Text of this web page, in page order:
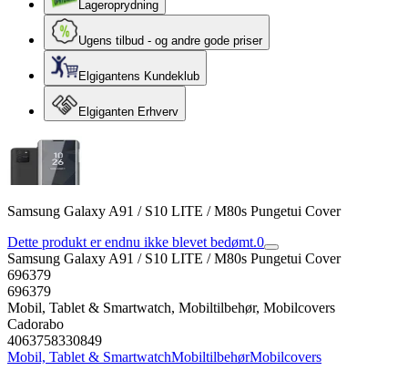
Lageroprydning
Ugens tilbud - og andre gode priser
Elgigantens Kundeklub
Elgiganten Erhverv
Samsung Galaxy A91 / S10 LITE / M80s Pungetui Cover
Dette produkt er endnu ikke blevet bedømt.0
Samsung Galaxy A91 / S10 LITE / M80s Pungetui Cover
696379
696379
Mobil, Tablet & Smartwatch, Mobiltilbehør, Mobilcovers
Cadorabo
4063758330849
Mobil, Tablet & SmartwatchMobiltilbehørMobilcovers